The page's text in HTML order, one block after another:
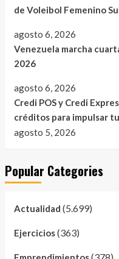
de Voleibol Femenino
agosto 6, 2026
Venezuela marcha
2026
agosto 6, 2026
Credi POS y Credi
créditos para impulsar
agosto 5, 2026
Popular Categories
Actualidad (5.699)
Ejercicios(363)